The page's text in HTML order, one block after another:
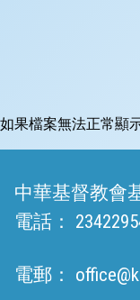
如果檔案無法正常顯
中華基督教會
電話：
電郵：